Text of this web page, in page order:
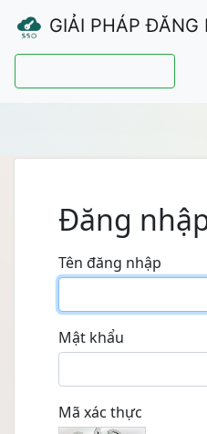
GIẢI PHÁP ĐĂNG
Đăng
Tên đăng nhập
Mật khẩu
Mã xác thực